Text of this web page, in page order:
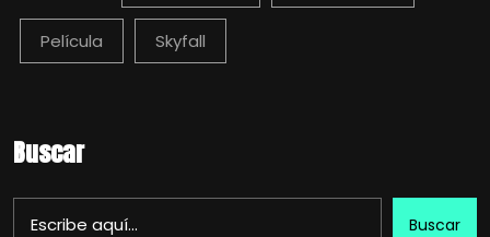
Película Skyfall
Buscar
Buscar